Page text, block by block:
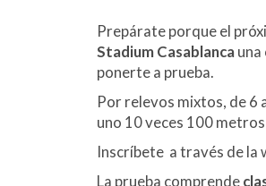
Prepárate porque el
Stadium Casablancauna
ponerte a prueba.
Por relevos mixtos, de 6
uno 10 veces 100
Inscríbete a través de la
La prueba comprende